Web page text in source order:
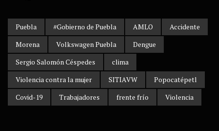
Puebla #Gobierno de Puebla AMLO
Accidente
Morena
Volkswagen Puebla
Dengue
Sergio Salomón Céspedes
clima
Violencia contra la mujer
SITIAVW
Popocatépetl
Covid-19
Trabajadores frente frío Violencia